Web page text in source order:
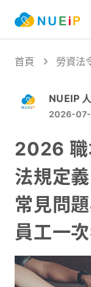
首頁 勞資法
NUEIP
2026-
2026 職
法規定
常見問
員工一